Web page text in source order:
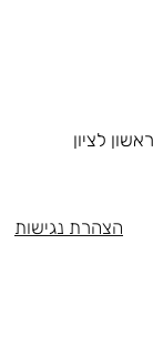
הצהרת נגישות